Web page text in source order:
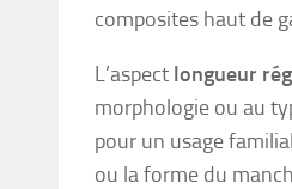
composites haut de
L’aspect longueur
morphologie ou au
pour un usage
ou la forme du